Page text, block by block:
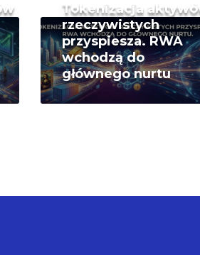
Tokenizacja
rzeczywistych
przyspiesza. RWA
wchodzą do
głównego nurtu